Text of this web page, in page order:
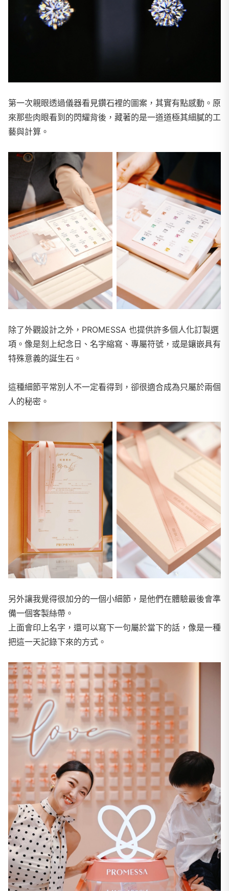
第一次親眼透過儀器看見鑽石裡的圖案，其實有點感動。原
來那些肉眼看到的閃耀背後，藏著的是一道道極其細膩的工
藝與計算。
除了外觀設計之外，PROMESSA 也提供許多個人化訂製選
項。像是刻上紀念日、名字縮寫、專屬符號，或是鑲嵌具有
特殊意義的誕生石。
這種細節平常別人不一定看得到，卻很適合成為只屬於兩個
人的秘密。
另外讓我覺得很加分的一個小細節，是他們在體驗最後會準
備一個客製絲帶。
上面會印上名字，還可以寫下一句屬於當下的話，像是一種
把這一天記錄下來的方式。